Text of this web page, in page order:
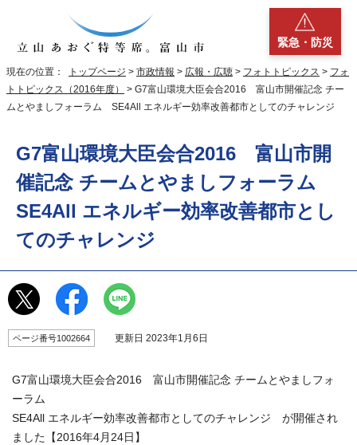
緊急・防災
現在の位置： トップページ > 市政情報 > 広報・広聴 > フォトトピックス > フォ
トトピックス（2016年度）
> G7富山環境大臣会合2016 富山市開催記念 チー
ムとやましフォーラム SE4All エネルギー効率改善都市としてのチャレンジ
G7富山環境大臣会合2016 富山市開
催記念 チームとやましフォーラム
SE4All エネルギー効率改善都市とし
てのチャレンジ
ページ番号1002664 更新日 2023年1月6日
G7富山環境大臣会合2016 富山市開催記念 チームとやましフォ
ーラム
SE4All エネルギー効率改善都市としてのチャレンジ が開催され
ました【2016年4月24日】